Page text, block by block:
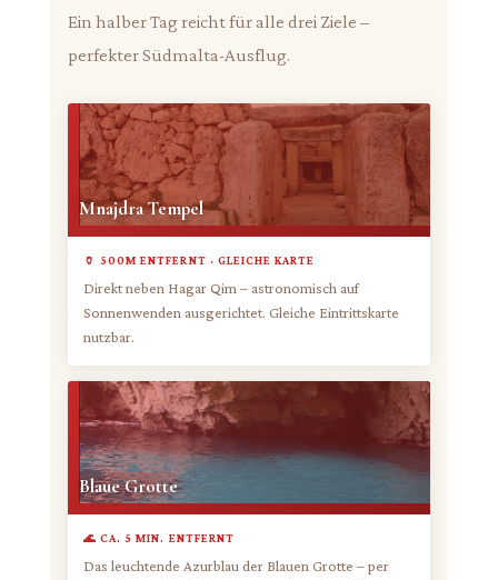
Ein halber Tag reicht für alle drei Ziele –
perfekter Südmalta-Ausflug.
Mnajdra Tempel
🏺 500M ENTFERNT · GLEICHE KARTE
Direkt neben Hagar Qim – astronomisch auf
Sonnenwenden ausgerichtet. Gleiche Eintrittskarte
nutzbar.
Blaue Grotte
🌊 CA. 5 MIN. ENTFERNT
Das leuchtende Azurblau der Blauen Grotte – per